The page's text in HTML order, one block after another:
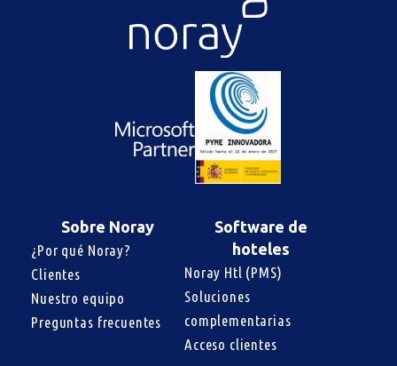
Sobre Noray
¿Por qué Noray?
Clientes
Nuestro equipo
Preguntas frecuentes
Software de
hoteles
Noray Htl (PMS)
Soluciones
complementarias
Acceso clientes